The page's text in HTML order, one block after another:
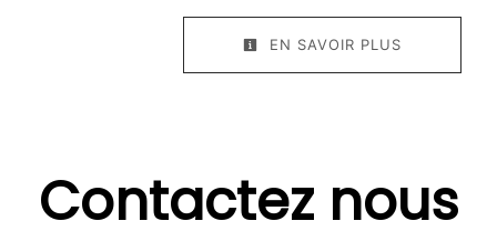
EN SAVOIR PLUS
Contactez nous